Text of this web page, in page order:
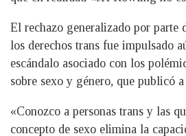
El rechazo generalizado por parte
los derechos trans fue impulsado
escándalo asociado con los
sobre sexo y género, que publicó
«Conozco a personas trans y las
concepto de sexo elimina la